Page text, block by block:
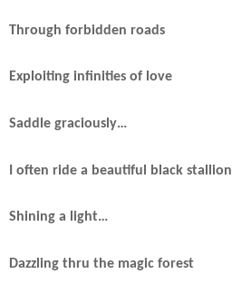
Through forbidden roads
Exploiting infinities of love
Saddle graciously…
I often ride a beautiful black stallion
Shining a light…
Dazzling thru the magic forest